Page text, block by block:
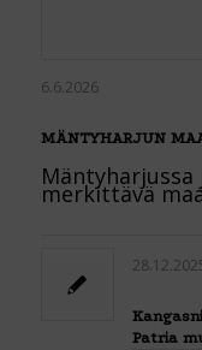
6.6.2026
MÄNTYHARJUN
merkittävä
Patria